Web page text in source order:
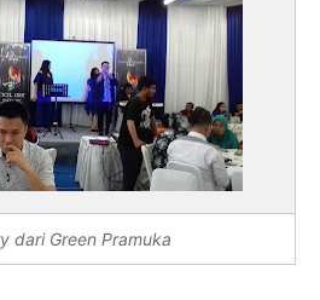
dari Green Pramuka